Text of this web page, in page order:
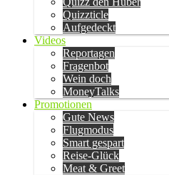
Quizzticle
Aufgedeckt
Videos
Reportagen
Fragenbot
Wein doch
MoneyTalks
Promotionen
Gute News
Flugmodus
Smart gespart
Reise-Glück
Meat & Greet